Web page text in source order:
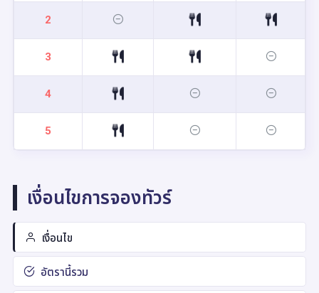
2
3
4
5
เงื่อนไขการจองทัวร์
เงื่อนไข
อัตรานี้รวม